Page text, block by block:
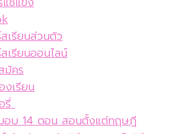
เรียนส่วนตัว
เรียนออนไลน์
มัคร
งเรียน
รี่
อบ 14 ตอน สอนตั้งแต่ทฤษฎี